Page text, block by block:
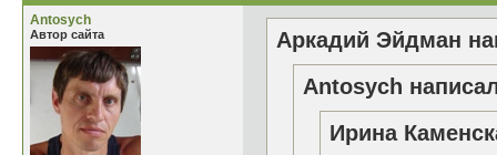
Antosych
Автор сайта
Аркадий Эйдман
Antosych
Ирина